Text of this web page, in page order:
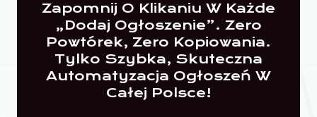
Zapomnij O Klikaniu W Każde
„dodaj Ogłoszenie”. Zero
Powtórek, Zero Kopiowania.
Tylko Szybka, Skuteczna
Automatyzacja Ogłoszeń W
Całej Polsce!